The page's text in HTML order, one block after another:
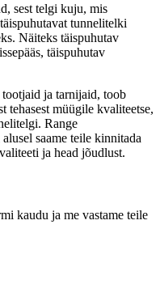
sest telgi kuju, mis
tunnelitelki
Näiteks täispuhutav
täispuhutav
ja tarnijaid, toob
tehasest müügile kvaliteetse,
Range
saame teile kinnitada
ja head jõudlust.
kaudu ja me vastame teile